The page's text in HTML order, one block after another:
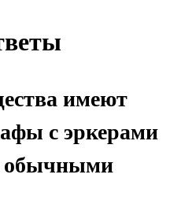
имеют
с эркерами
обычными